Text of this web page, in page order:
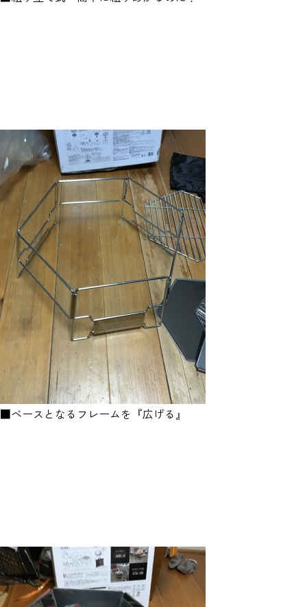
■ベースとなるフレームを『広げる』